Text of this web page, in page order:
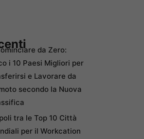
da Zero:
i 10 Paesi Migliori per
e Lavorare da
secondo la Nuova
tra le Top 10 Città
per il Workcation